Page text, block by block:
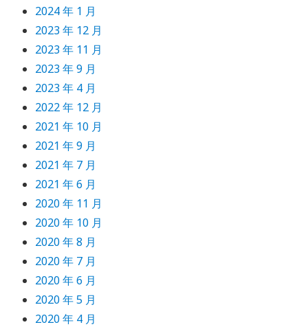
2024 年 1 月
2023 年 12 月
2023 年 11 月
2023 年 9 月
2023 年 4 月
2022 年 12 月
2021 年 10 月
2021 年 9 月
2021 年 7 月
2021 年 6 月
2020 年 11 月
2020 年 10 月
2020 年 8 月
2020 年 7 月
2020 年 6 月
2020 年 5 月
2020 年 4 月